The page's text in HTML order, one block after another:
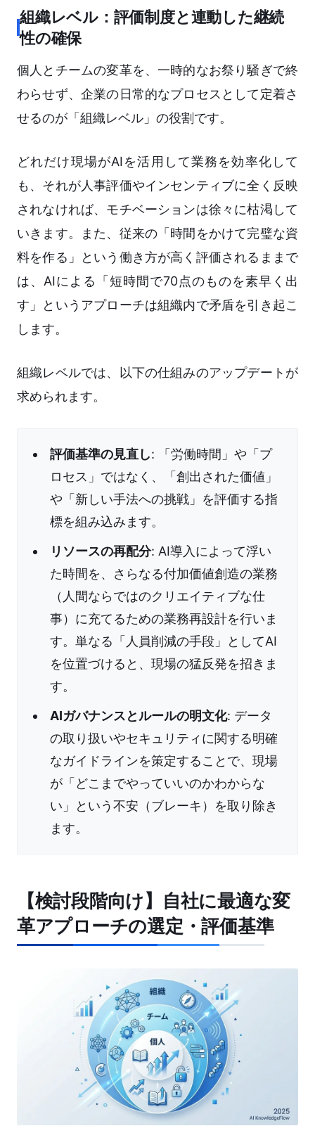
組織レベル：評価制度と連動した継続
性の確保
個人とチームの変革を、一時的なお祭り騒ぎで終
わらせず、企業の日常的なプロセスとして定着さ
せるのが「組織レベル」の役割です。
どれだけ現場がAIを活用して業務を効率化して
も、それが人事評価やインセンティブに全く反映
されなければ、モチベーションは徐々に枯渇して
いきます。また、従来の「時間をかけて完璧な資
料を作る」という働き方が高く評価されるままで
は、AIによる「短時間で70点のものを素早く出
す」というアプローチは組織内で矛盾を引き起こ
します。
組織レベルでは、以下の仕組みのアップデートが
求められます。
評価基準の見直し: 「労働時間」や「プ
ロセス」ではなく、「創出された価値」
や「新しい手法への挑戦」を評価する指
標を組み込みます。
リソースの再配分: AI導入によって浮い
た時間を、さらなる付加価値創造の業務
（人間ならではのクリエイティブな仕
事）に充てるための業務再設計を行いま
す。単なる「人員削減の手段」としてAI
を位置づけると、現場の猛反発を招きま
す。
AIガバナンスとルールの明文化: データ
の取り扱いやセキュリティに関する明確
なガイドラインを策定することで、現場
が「どこまでやっていいのかわからな
い」という不安（ブレーキ）を取り除き
ます。
【検討段階向け】自社に最適な変
革アプローチの選定・評価基準